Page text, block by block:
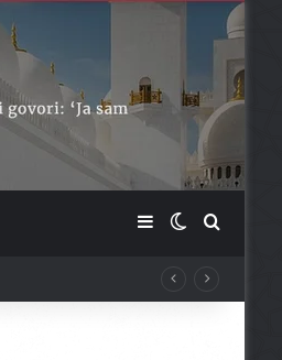
SidebarSwitch skin